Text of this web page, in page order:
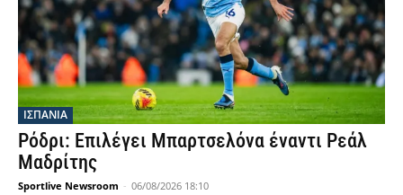
ΙΣΠΑΝΙΑ
Ρόδρι: Επιλέγει Μπαρτσελόνα έναντι Ρεάλ
Μαδρίτης
Sportlive Newsroom - 06/08/2026 18:10